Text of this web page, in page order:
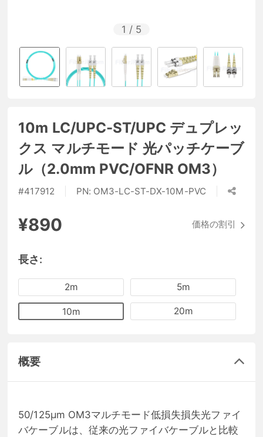
1 / 5
10m LC/UPC-ST/UPC デュプレッ
クス マルチモード 光パッチケーブ
ル（2.0mm PVC/OFNR OM3）
#417912 PN: OM3-LC-ST-DX-10M-PVC
¥890 価格の割引
長さ:
2m 5m
10m 20m
概要
50/125μm OM3マルチモード低損失損失光ファイ
バケーブルは、従来の光ファイバケーブルと比較